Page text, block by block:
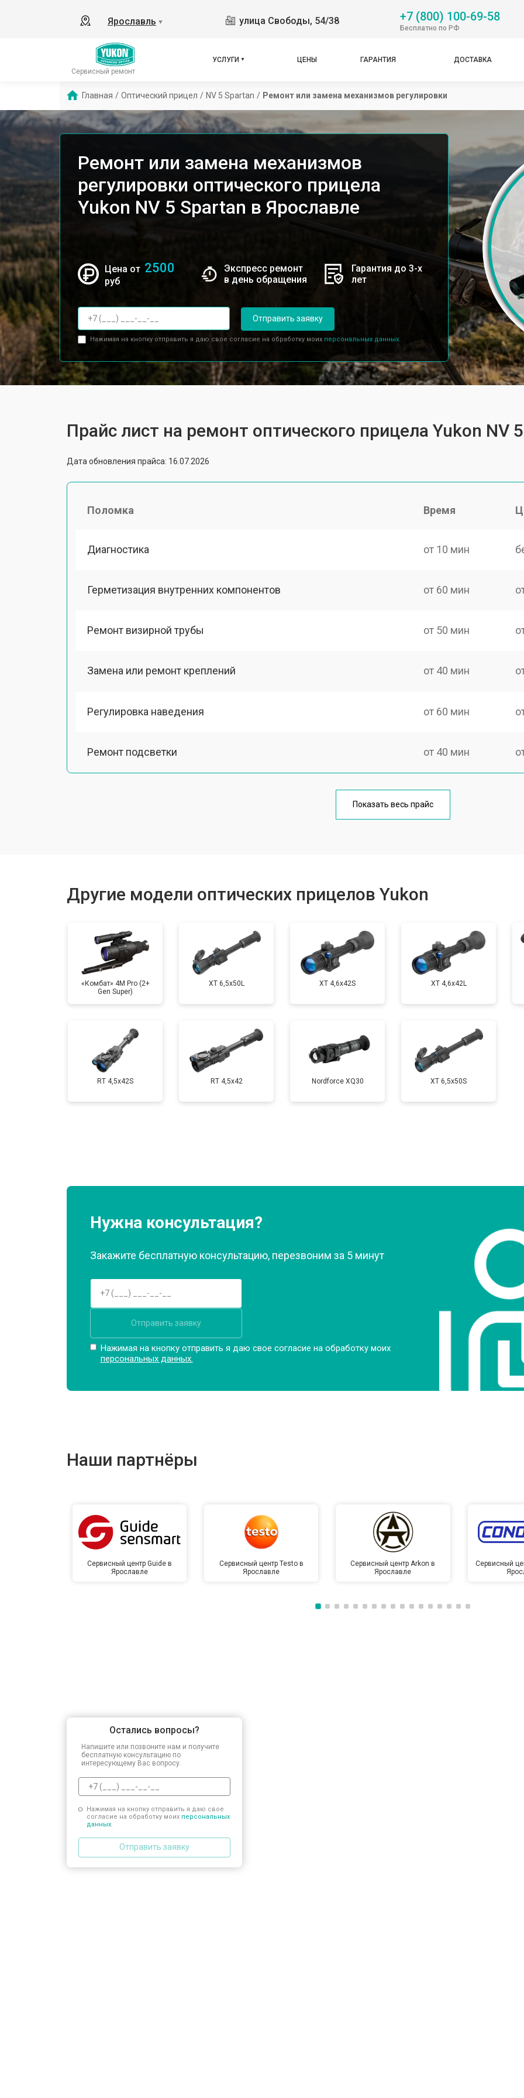
Ярославль ▼ улица Свободы, 54/38 +7 (800) 100-69-58
Бесплатно по РФ
Сервисный ремонт
УСЛУГИ ЦЕНЫ ГАРАНТИЯ ДОСТАВКА
Главная / Оптический прицел / NV 5 Spartan / Ремонт или замена механизмов регулировки
Ремонт или замена механизмов
регулировки оптического прицела
Yukon NV 5 Spartan в Ярославле
Цена от 2500
руб
Экспресс ремонт
в день обращения
Гарантия до 3-х
лет
Отправить заявку
Нажимая на кнопку отправить я даю свое согласие на обработку моих персональных данных.
Прайс лист на ремонт оптического прицела Yukon NV
Дата обновления прайса: 16.07.2026
Поломка Время
Диагностика от 10 мин
Герметизация внутренних компонентов от 60 мин
Ремонт визирной трубы от 50 мин
Замена или ремонт креплений от 40 мин
Регулировка наведения от 60 мин
Ремонт подсветки от 40 мин
от 70 мин
Показать весь прайс
Другие модели оптических прицелов Yukon
«Комбат» 4M Pro (2+
Gen Super)
XT 6,5x50L XT 4,6x42S XT 4,6x42L
RT 4,5х42S RT 4,5х42 Nordforce XQ30 XT 6,5x50S
Нужна консультация?
Закажите бесплатную консультацию, перезвоним за 5 минут
Отправить заявку
Нажимая на кнопку отправить я даю свое согласие на обработку моих
персональных данных.
Наши партнёры
Сервисный центр Guide в
Ярославле
Сервисный центр Testo в
Ярославле
Сервисный центр Arkon в
Ярославле
Сервисный
Остались вопросы?
Напишите или позвоните нам и получите
бесплатную консультацию по
интересующему Вас вопросу.
Нажимая на кнопку отправить я даю свое
согласие на обработку моих персональных
данных.
Отправить заявку